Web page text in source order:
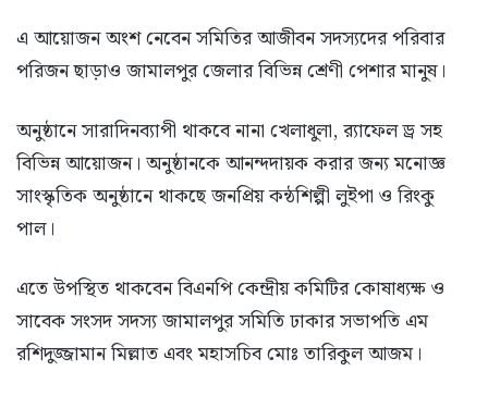
এ আয়োজন অংশ নেবেন সমিতির আজীবন সদস্যদের পরিবার
পরিজন ছাড়াও জামালপুর জেলার বিভিন্ন শ্রেণী পেশার মানুষ।
অনুষ্ঠানে সারাদিনব্যাপী থাকবে নানা খেলাধুলা, র‌্যাফেল ড্র সহ
বিভিন্ন আয়োজন। অনুষ্ঠানকে আনন্দদায়ক করার জন্য মনোজ্ঞ
সাংস্কৃতিক অনুষ্ঠানে থাকছে জনপ্রিয় কন্ঠশিল্পী লুইপা ও রিংকু
পাল।
এতে উপস্থিত থাকবেন বিএনপি কেন্দ্রীয় কমিটির কোষাধ্যক্ষ ও
সাবেক সংসদ সদস্য জামালপুর সমিতি ঢাকার সভাপতি এম
রশিদুজ্জামান মিল্লাত এবং মহাসচিব মোঃ তারিকুল আজম।